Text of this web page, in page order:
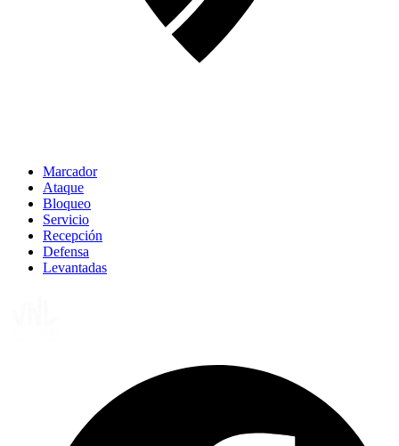
Marcador
Ataque
Bloqueo
Servicio
Recepción
Defensa
Levantadas